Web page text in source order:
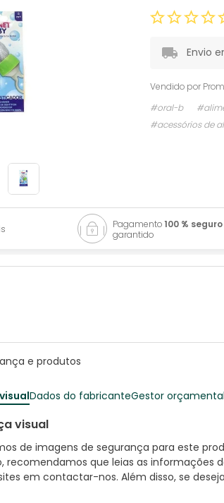
Envio
Vendido por
#oral-b
#acessórios de
Pagamento100 % seguro
garantido
e produtos
Dados do fabricanteGestor orçamental
visual
de imagens de segurança para este
recomendamos que leias as informações
em contactar-nos. Além disso, se